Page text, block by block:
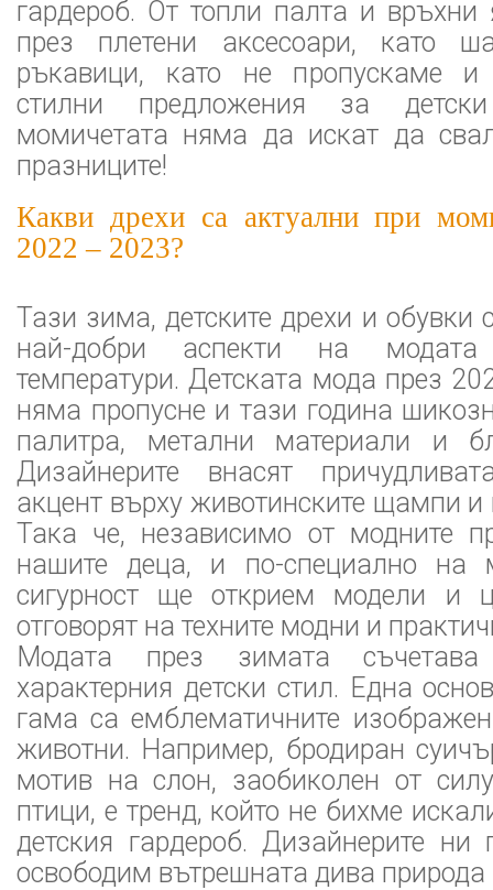
гардероб. От топли палта и връхни
през плетени аксесоари, като
ръкавици, като не пропускаме
стилни предложения за
момичетата няма да искат да
празниците!
Какви дрехи са актуални при
2022 – 2023?
Тази зима, детските дрехи и обувки
най-добри аспекти на
температури. Детската мода през
няма пропусне и тази година
палитра, метални материали и
Дизайнерите внасят
акцент върху животинските щампи и
Така че, независимо от модните
нашите деца, и по-специално на
сигурност ще открием модели и
отговорят на техните модни и
Модата през зимата
характерния детски стил. Една
гама са емблематичните
животни. Например, бродиран
мотив на слон, заобиколен от
птици, е тренд, който не бихме
детския гардероб. Дизайнерите ни
освободим вътрешната дива